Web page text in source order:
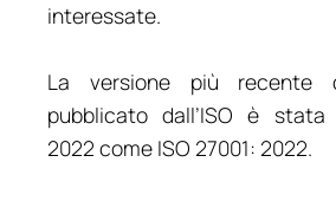
interessate.
La versione più recente
pubblicato dall’ISO è
2022 come ISO 27001: 2022.